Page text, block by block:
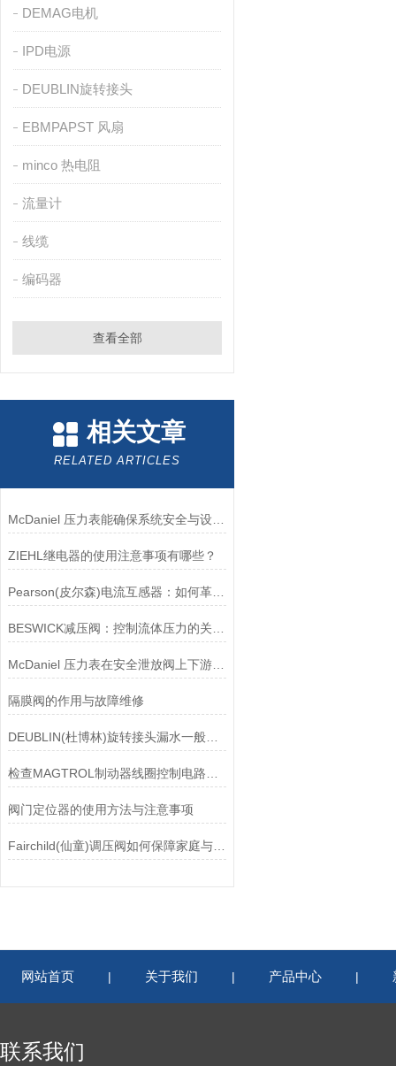
DEMAG电机
IPD电源
DEUBLIN旋转接头
EBMPAPST 风扇
minco 热电阻
流量计
线缆
编码器
查看全部
相关文章
RELATED ARTICLES
McDaniel 压力表能确保系统安全与设备寿命延长
ZIEHL继电器的使用注意事项有哪些？
Pearson(皮尔森)电流互感器：如何革新电力监控？
McDaniel 压力表在安全泄放阀上下游压力监测中的应用
隔膜阀的作用与故障维修
DEUBLIN(杜博林)旋转接头漏水一般应从以下几个方面来找原因
阀门定位器的使用方法与注意事项
Fairchild(仙童)调压阀如何保障家庭与工业安全？
网站首页 | 关于我们 | 产品中心 |
联系我们